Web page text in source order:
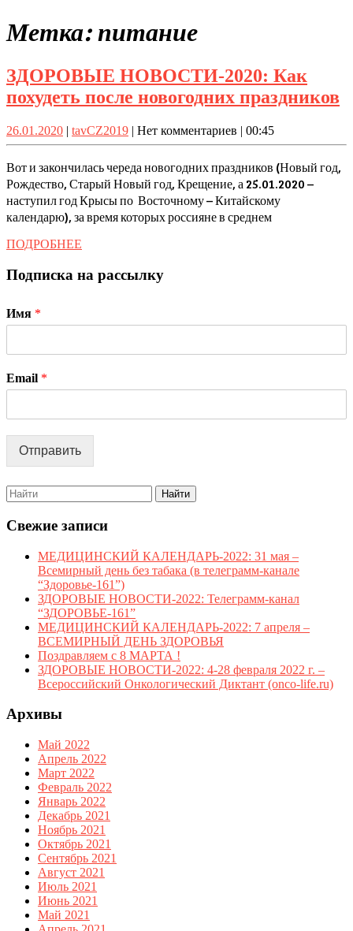
Button
Метка:питание
ЗДОРОВЫЕ НОВОСТИ-2020: Как
похудеть после новогодних праздников
26.01.202026.01.2020
| tavCZ2019tavCZ2019
| Нет комментариев | 00:45
Вот и закончилась череда новогодних праздников (Новый год,
Рождество, Старый Новый год, Крещение, а 25.01.2020 –
наступил год Крысы по Восточному – Китайскому
календарю), за время которых россияне в среднем
ПОДРОБНЕЕ
Подписка на рассылку
Имя *
Email *
Отправить
Search
for:
Свежие записи
МЕДИЦИНСКИЙ КАЛЕНДАРЬ-2022: 31 мая –
Всемирный день без табака (в телеграмм-канале
“Здоровье-161”)
ЗДОРОВЫЕ НОВОСТИ-2022: Телеграмм-канал
“ЗДОРОВЬЕ-161”
МЕДИЦИНСКИЙ КАЛЕНДАРЬ-2022: 7 апреля –
ВСЕМИРНЫЙ ДЕНЬ ЗДОРОВЬЯ
Поздравляем с 8 МАРТА !
ЗДОРОВЫЕ НОВОСТИ-2022: 4-28 февраля 2022 г. –
Всероссийский Онкологический Диктант (onco-life.ru)
Архивы
Май 2022
Апрель 2022
Март 2022
Февраль 2022
Январь 2022
Декабрь 2021
Ноябрь 2021
Октябрь 2021
Сентябрь 2021
Август 2021
Июль 2021
Июнь 2021
Май 2021